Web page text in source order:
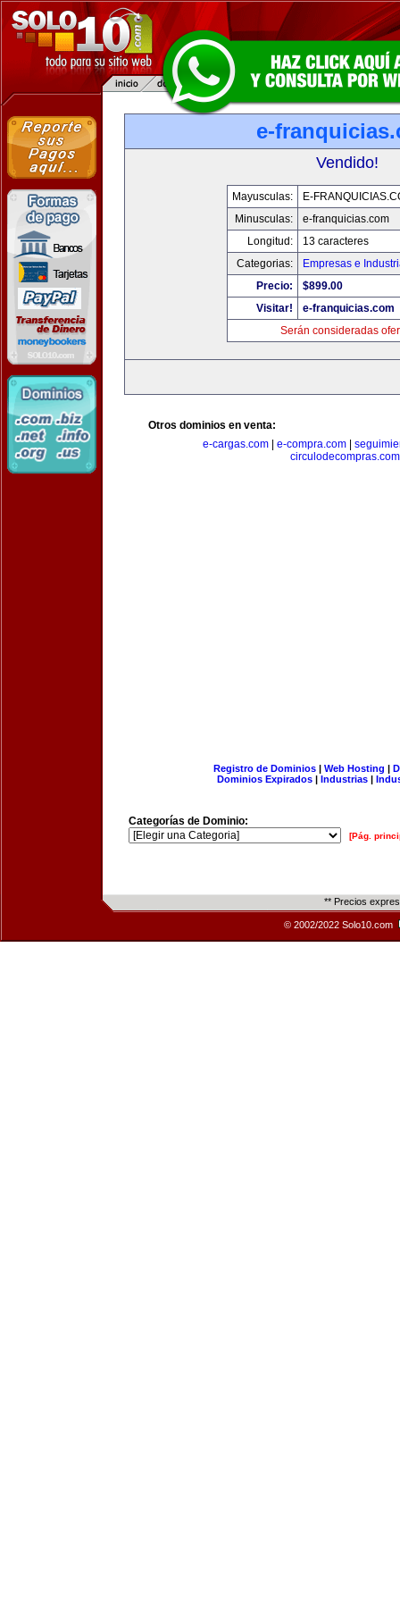
e-
Vendido!
Mayusculas:
E-
Minusculas:
e-franquicias.com
Longitud:
13 caracteres
Categorias:
Empresas e
Precio:
$899.00
Visitar!
e-franquicias.com
Serán consideradas
Otros dominios en venta:
e-cargas.com| e-compra.com|
circulodecompras.com
Registro de Dominios| Web Hosting |
Dominios Expirados | Industrias |
Categorías de Dominio:
[Pág.
** Precios
© 2002/2022 Solo10.com